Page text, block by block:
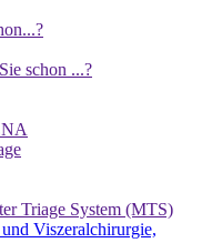
schon ...?
Triage System (MTS)
Viszeralchirurgie,